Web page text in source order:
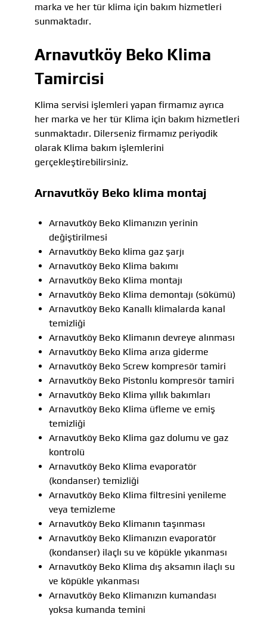
marka ve her tür klima için bakım hizmetleri
sunmaktadır.
Arnavutköy Beko Klima
Tamircisi
Klima servisi işlemleri yapan firmamız ayrıca
her marka ve her tür Klima için bakım hizmetleri
sunmaktadır. Dilerseniz firmamız periyodik
olarak Klima bakım işlemlerini
gerçekleştirebilirsiniz.
Arnavutköy Beko klima montaj
Arnavutköy Beko Klimanızın yerinin
değiştirilmesi
Arnavutköy Beko klima gaz şarjı
Arnavutköy Beko Klima bakımı
Arnavutköy Beko Klima montajı
Arnavutköy Beko Klima demontajı (sökümü)
Arnavutköy Beko Kanallı klimalarda kanal
temizliği
Arnavutköy Beko Klimanın devreye alınması
Arnavutköy Beko Klima arıza giderme
Arnavutköy Beko Screw kompresör tamiri
Arnavutköy Beko Pistonlu kompresör tamiri
Arnavutköy Beko Klima yıllık bakımları
Arnavutköy Beko Klima üfleme ve emiş
temizliği
Arnavutköy Beko Klima gaz dolumu ve gaz
kontrolü
Arnavutköy Beko Klima evaporatör
(kondanser) temizliği
Arnavutköy Beko Klima filtresini yenileme
veya temizleme
Arnavutköy Beko Klimanın taşınması
Arnavutköy Beko Klimanızın evaporatör
(kondanser) ilaçlı su ve köpükle yıkanması
Arnavutköy Beko Klima dış aksamın ilaçlı su
ve köpükle yıkanması
Arnavutköy Beko Klimanızın kumandası
yoksa kumanda temini